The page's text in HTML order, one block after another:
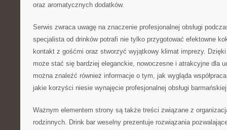
oraz aromatycznych dodatków.
Serwis zwraca uwagę na znaczenie profesjonalnej obsługi
specjalista od drinków potrafi nie tylko przygotować efektowne
kontakt z gośćmi oraz stworzyć wyjątkowy klimat imprezy.
może stać się bardziej eleganckie, nowoczesne i atrakcyjne dla
można znaleźć również informacje o tym, jak wygląda
jakie korzyści niesie wynajęcie profesjonalnej obsługi
Ważnym elementem strony są także treści związane z
rodzinnych. Drink bar weselny prezentuje rozwiązania